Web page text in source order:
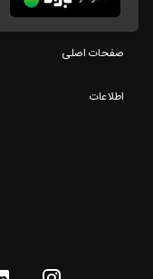
صفحات اصلی
اطلاعات